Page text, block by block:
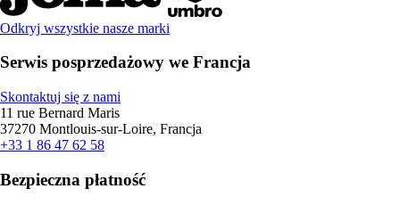
Odkryj wszystkie nasze marki
Serwis posprzedażowy we Francja
Skontaktuj się z nami
11 rue Bernard Maris
37270 Montlouis-sur-Loire, Francja
+33 1 86 47 62 58
Bezpieczna płatność